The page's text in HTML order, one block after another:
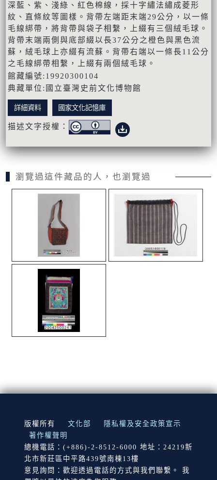
深藍、紫、淺綠、紅色棉線，採十字繡法繡成菱形
紋、直條紋等圖樣。背帶左端距末端29公分，以一條
毛線綁帶，將背帶與袋子相繫，上綴有三個絨毛球。
背帶末端兩側與底部綴以長37公分之橙色與黑色流
蘇，絨毛球上亦綴有流蘇。背帶右端以一條長11公分
之毛線綁帶相繫，上綴有兩個絨毛球。
館藏編號:19920300104
典藏單位:國立臺灣史前文化博物館
詳細資料 國家文化記憶庫
描述文字授權：
瀏覽過這件藏品的人，也瀏覽過
:::
版權所有 文化部
隱私權及安全政策宣示
著作權聲明
總機電話：(+886)-2-8512-6000 地址：24219新
北市新莊區中平路439號南棟13樓
意見詢問：歡迎透過電話的方式與我們聯繫。 我